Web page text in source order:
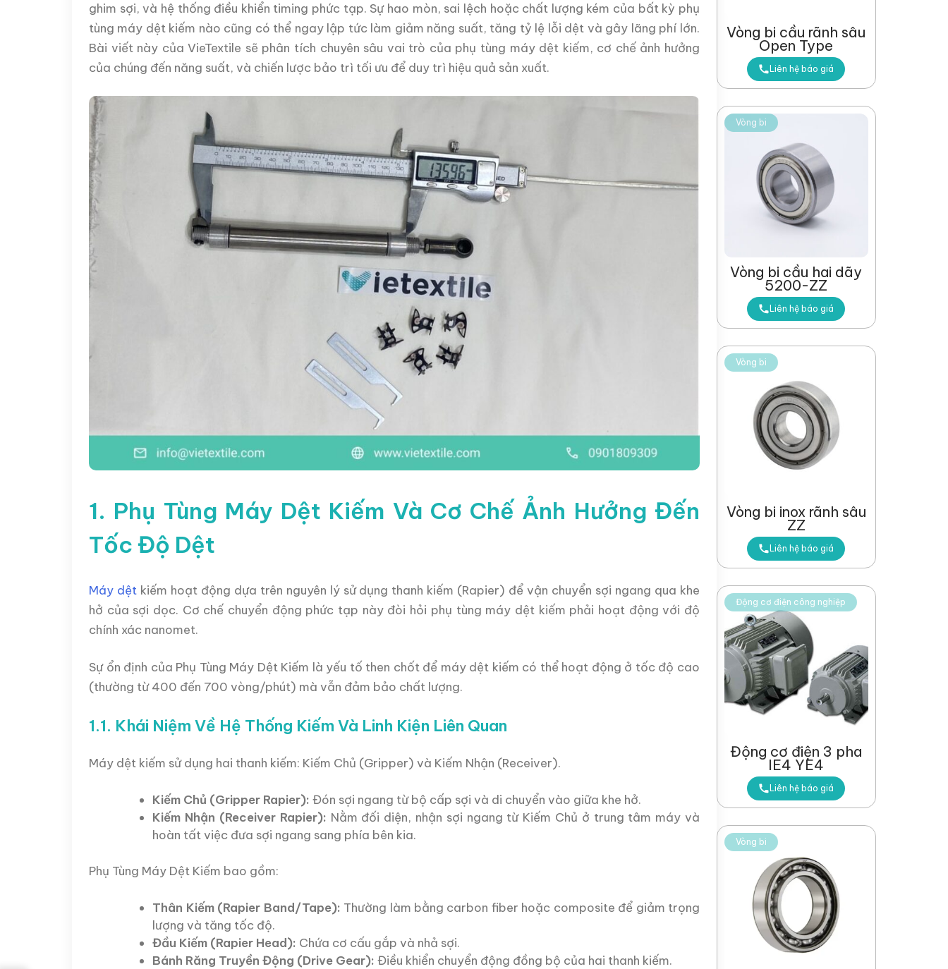
ghim sợi, và hệ thống điều khiển timing phức tạp. Sự hao mòn, sai lệch hoặc chất lượng kém của bất kỳ phụ
tùng máy dệt kiếm nào cũng có thể ngay lập tức làm giảm năng suất, tăng tỷ lệ lỗi dệt và gây lãng phí lớn.
Bài viết này của VieTextile sẽ phân tích chuyên sâu vai trò của phụ tùng máy dệt kiếm, cơ chế ảnh hưởng
của chúng đến năng suất, và chiến lược bảo trì tối ưu để duy trì hiệu quả sản xuất.
1. Phụ Tùng Máy Dệt Kiếm Và Cơ Chế Ảnh Hưởng Đến
Tốc Độ Dệt
Máy dệtkiếm hoạt động dựa trên nguyên lý sử dụng thanh kiếm (Rapier) để vận chuyển sợi ngang qua khe
hở của sợi dọc. Cơ chế chuyển động phức tạp này đòi hỏi phụ tùng máy dệt kiếm phải hoạt động với độ
chính xác nanomet.
Sự ổn định của Phụ Tùng Máy Dệt Kiếm là yếu tố then chốt để máy dệt kiếm có thể hoạt động ở tốc độ cao
(thường từ 400 đến 700 vòng/phút) mà vẫn đảm bảo chất lượng.
1.1. Khái Niệm Về Hệ Thống Kiếm Và Linh Kiện Liên Quan
Máy dệt kiếm sử dụng hai thanh kiếm: Kiếm Chủ (Gripper) và Kiếm Nhận (Receiver).
Kiếm Chủ (Gripper Rapier): Đón sợi ngang từ bộ cấp sợi và di chuyển vào giữa khe hở.
Kiếm Nhận (Receiver Rapier): Nằm đối diện, nhận sợi ngang từ Kiếm Chủ ở trung tâm máy và
hoàn tất việc đưa sợi ngang sang phía bên kia.
Phụ Tùng Máy Dệt Kiếm bao gồm:
Thân Kiếm (Rapier Band/Tape): Thường làm bằng carbon fiber hoặc composite để giảm trọng
lượng và tăng tốc độ.
Đầu Kiếm (Rapier Head): Chứa cơ cấu gắp và nhả sợi.
Bánh Răng Truyền Động (Drive Gear): Điều khiển chuyển động đồng bộ của hai thanh kiếm.
Vòng bi cầu rãnh sâu
Open Type
Liên hệ báo giá
Vòng bi
Vòng bi cầu hai dãy
5200-ZZ
Liên hệ báo giá
Vòng bi
Vòng bi inox rãnh sâu
ZZ
Liên hệ báo giá
Động cơ điện công nghiệp
Động cơ điện 3 pha
IE4 YE4
Liên hệ báo giá
Vòng bi